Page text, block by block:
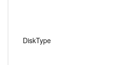
DiskType